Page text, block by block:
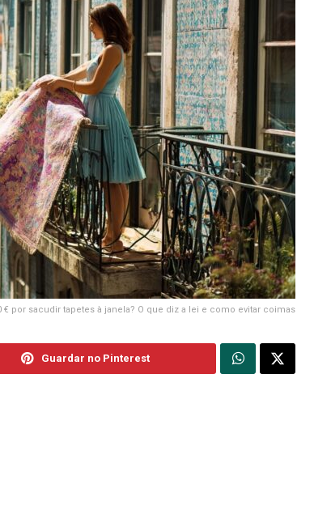
€ por sacudir tapetes à janela? O que diz a lei e como evitar coimas
Guardar no Pinterest